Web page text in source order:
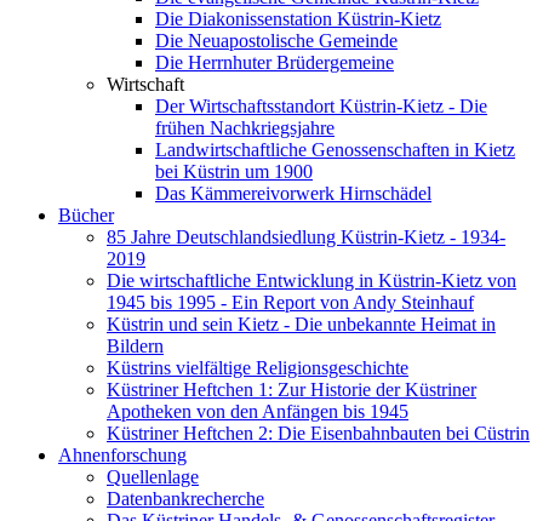
Die Diakonissenstation Küstrin-Kietz
Die Neuapostolische Gemeinde
Die Herrnhuter Brüdergemeine
Wirtschaft
Der Wirtschaftsstandort Küstrin-Kietz - Die
frühen Nachkriegsjahre
Landwirtschaftliche Genossenschaften in Kietz
bei Küstrin um 1900
Das Kämmereivorwerk Hirnschädel
Bücher
85 Jahre Deutschlandsiedlung Küstrin-Kietz - 1934-
2019
Die wirtschaftliche Entwicklung in Küstrin-Kietz von
1945 bis 1995 - Ein Report von Andy Steinhauf
Küstrin und sein Kietz - Die unbekannte Heimat in
Bildern
Küstrins vielfältige Religionsgeschichte
Küstriner Heftchen 1: Zur Historie der Küstriner
Apotheken von den Anfängen bis 1945
Küstriner Heftchen 2: Die Eisenbahnbauten bei Cüstrin
Ahnenforschung
Quellenlage
Datenbankrecherche